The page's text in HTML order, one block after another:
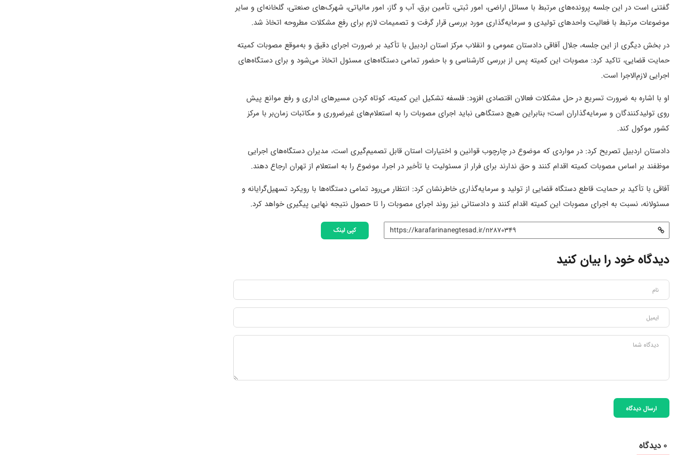
گفتنی است در این جلسه پرونده‌های مرتبط با مسائل اراضی، امور ثبتی، تأمین برق، آب و گاز، امور مالیاتی، شهرک‌های صنعتی، گلخانه‌ای و سایر
موضوعات مرتبط با فعالیت واحدهای تولیدی و سرمایه‌گذاری مورد بررسی قرار گرفت و تصمیمات لازم برای رفع مشکلات مطروحه اتخاذ شد.
در بخش دیگری از این جلسه، جلال آفاقی دادستان عمومی و انقلاب مرکز استان اردبیل با تأکید بر ضرورت اجرای دقیق و به‌موقع مصوبات کمیته
حمایت قضایی، تاکید کرد: مصوبات این کمیته پس از بررسی کارشناسی و با حضور تمامی دستگاه‌های مسئول اتخاذ می‌شود و برای دستگاه‌های
اجرایی لازم‌الاجرا است.
او با اشاره به ضرورت تسریع در حل مشکلات فعالان اقتصادی افزود: فلسفه تشکیل این کمیته، کوتاه کردن مسیرهای اداری و رفع موانع پیش
روی تولیدکنندگان و سرمایه‌گذاران است؛ بنابراین هیچ دستگاهی نباید اجرای مصوبات را به استعلام‌های غیرضروری و مکاتبات زمان‌بر با مرکز
کشور موکول کند.
دادستان اردبیل تصریح کرد: در مواردی که موضوع در چارچوب قوانین و اختیارات استان قابل تصمیم‌گیری است، مدیران دستگاه‌های اجرایی
موظفند بر اساس مصوبات کمیته اقدام کنند و حق ندارند برای فرار از مسئولیت یا تأخیر در اجرا، موضوع را به استعلام از تهران ارجاع دهند.
آفاقی با تأکید بر حمایت قاطع دستگاه قضایی از تولید و سرمایه‌گذاری خاطرنشان کرد: انتظار می‌رود تمامی دستگاه‌ها با رویکرد تسهیل‌گرایانه و
مسئولانه، نسبت به اجرای مصوبات این کمیته اقدام کنند و دادستانی نیز روند اجرای مصوبات را تا حصول نتیجه نهایی پیگیری خواهد کرد.
کپی لینک
دیدگاه خود را بیان کنید
ارسال دیدگاه
0 دیدگاه